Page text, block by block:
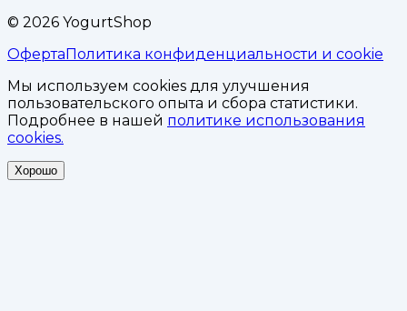
© 2026 YogurtShop
ОфертаПолитика конфиденциальности и cookie
Мы используем cookies для улучшения
пользовательского опыта и сбора статистики.
Подробнее в нашей политике использования
cookies.
Хорошо